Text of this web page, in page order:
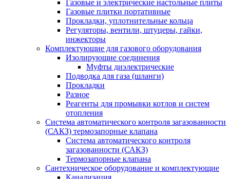
Газовые и электрические настольные плиты
Газовые плитки портативные
Прокладки, уплотнительные кольца
Регуляторы, вентили, штуцеры, гайки,
инжекторы
Комплектующие для газового оборудования
Изолирующие соединения
Муфты диэлектрические
Подводка для газа (шланги)
Прокладки
Разное
Реагенты для промывки котлов и систем
отопления
Система автоматического контроля загазованности
(САКЗ) термозапорные клапана
Система автоматического контроля
загазованности (САКЗ)
Термозапорные клапана
Сантехническое оборудование и комплектующие
Канализация